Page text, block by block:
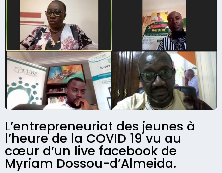
L’entrepreneuriat des jeunes à
l’heure de la COVID 19 vu au
cœur d’un live facebook de
Myriam Dossou-d’Almeida.